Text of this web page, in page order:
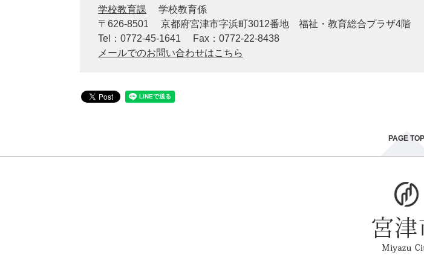
学校教育課
学校教育係
〒626-8501
京都府宮津市字浜町3012番地 福祉・教育総合プラザ4階
Tel：0772-45-1641
Fax：0772-22-8438
メールでのお問い合わせはこちら
PAGE TOP